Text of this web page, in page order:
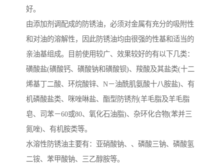
好。
由添加剂调配成的防锈油，必须对金属有充分的吸附性
和对油的溶解性，因此防锈油均由很强的性基和适当的
亲油基组成。目前使用较广、效果较好的有以下几类：
磺酸盐(磺酸钙、磺酸钠和磺酸钡)、羧酸及其盐类(十二
烯基丁二酸、环烷酸锌、N－油酰肌氨酸十八胺盐)、有
机磷酸盐类、咪唑啉盐、酯型防锈剂(羊毛脂及羊毛脂
皂、司苯－60或80、氧化石油脂)、杂环化合物(苯并三
氮唑)、有机胺类等。
水溶性防锈油主要有：亚硝酸钠、、磷酸三钠、磷酸氢
二铵、苯甲酸钠、三乙醇胺等。